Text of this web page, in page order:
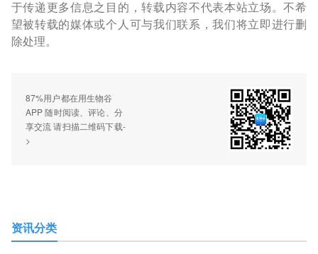
于传递更多信息之目的，转载内容不代表本站立场。不希
望被转载的媒体或个人可与我们联系，我们将立即进行删
除处理。
87%用户都在用生物谷
APP 随时阅读、评论、分
享交流 请扫描二维码下载-
>
资讯分类